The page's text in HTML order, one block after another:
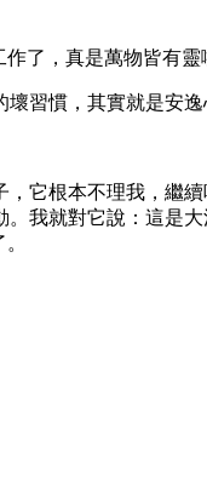
了，真是萬物皆有靈
習慣，其實就是安逸
它根本不理我，繼
我就對它說：這是